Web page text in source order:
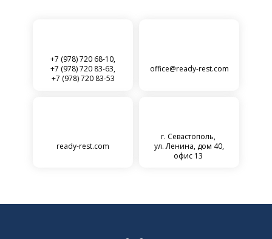
+7 (978) 720 68-10,
+7 (978) 720 83-63,
+7 (978) 720 83-53
office@ready-rest.com
ready-rest.com
г. Севастополь,
ул. Ленина, дом 40,
офис 13